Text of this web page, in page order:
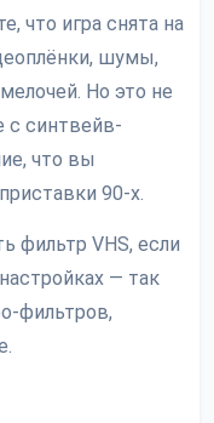
что игра снята на
шумы,
Но это не
с синтвейв-
что вы
90-х.
фильтр VHS, если
— так
фильтров,